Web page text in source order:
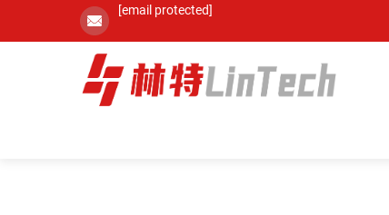
[email protected]